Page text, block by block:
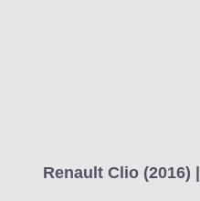
Renault Clio (2016) |